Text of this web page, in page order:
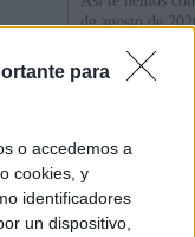
para
o accedemos a
cookies, y
identificadores
un dispositivo,
de agosto de
Sánchez se
Los viajeros
Italia: “Es